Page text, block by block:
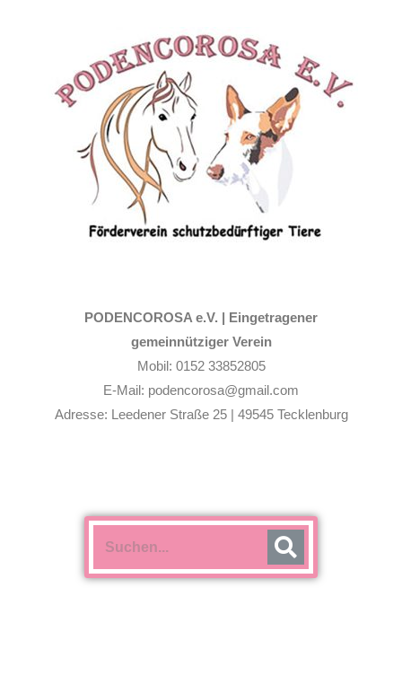
PODENCOROSA e.V. | Eingetragener
gemeinnütziger Verein
Mobil: 0152 33852805
E-Mail: podencorosa@gmail.com
Adresse: Leedener Straße 25 | 49545 Tecklenburg